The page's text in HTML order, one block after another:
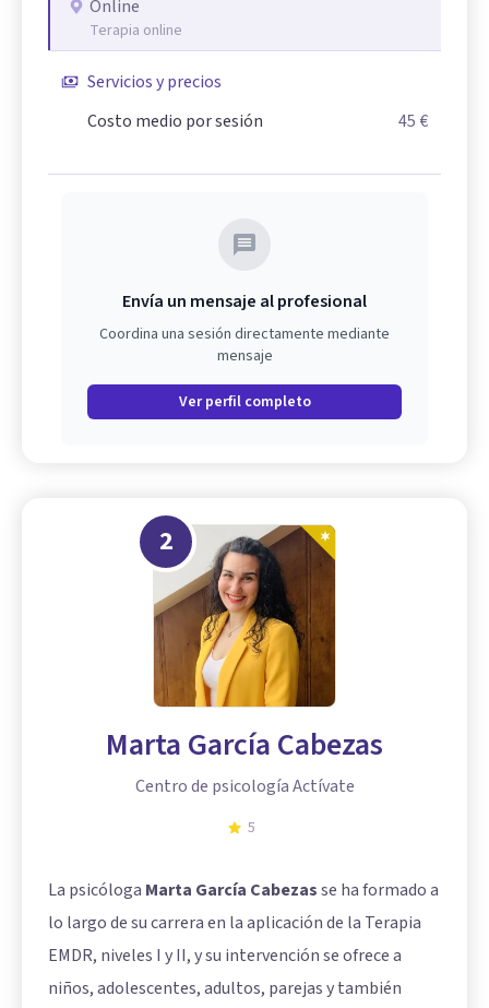
Online
Terapia online
Servicios y precios
Costo medio por sesión
45 €
Envía un mensaje al profesional
Coordina una sesión directamente mediante
mensaje
Ver perfil completo
2
Marta García Cabezas
Centro de psicología Actívate
5
La psicóloga Marta García Cabezasse ha formado a
lo largo de su carrera en la aplicación de la Terapia
EMDR, niveles I y II, y su intervención se ofrece a
niños, adolescentes, adultos, parejas y también